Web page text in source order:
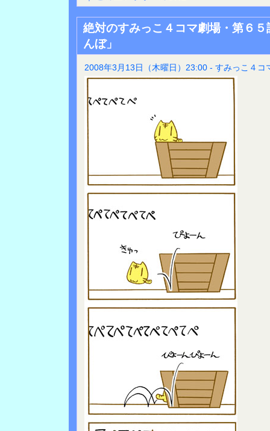
絶対のすみっこ４コマ劇場・第６
んぼ」
2008年3月13日（木曜日）23:00 - すみっこ４コ